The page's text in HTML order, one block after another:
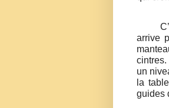
arrive
cintres.
un
la
guides